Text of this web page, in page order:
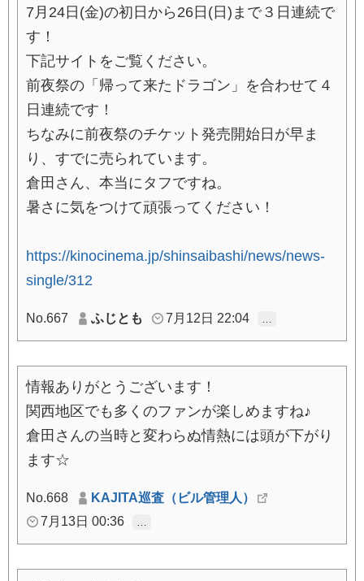
7月24日(金)の初日から26日(日)まで３日連続で
す！
下記サイトをご覧ください。
前夜祭の「帰って来たドラゴン」を合わせて４
日連続です！
ちなみに前夜祭のチケット発売開始日が早ま
り、すでに売られています。
倉田さん、本当にタフですね。
暑さに気をつけて頑張ってください！
https://kinocinema.jp/shinsaibashi/news/news-
single/312
No.667 ふじとも 7月12日 22:04
情報ありがとうございます！
関西地区でも多くのファンが楽しめますね♪
倉田さんの当時と変わらぬ情熱には頭が下がり
ます☆
No.668
KAJITA巡査（ビル管理人）
7月13日 00:36